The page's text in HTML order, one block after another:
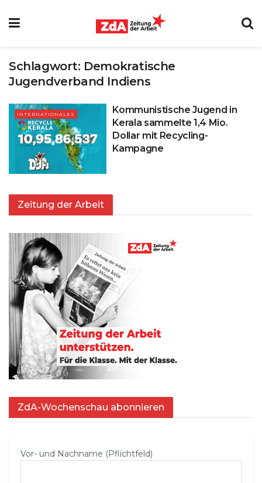
Schlagwort: Demokratische
Jugendverband Indiens
INTERNATIONALES
Kommunistische Jugend in
Kerala sammelte 1,4 Mio.
Dollar mit Recycling-
Kampagne
Zeitung der Arbeit
ZdA-Wochenschau abonnieren
Vor- und Nachname (Pflichtfeld)